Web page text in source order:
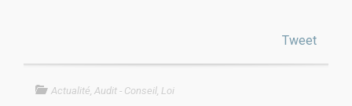
Tweet
Actualité, Audit - Conseil, Loi